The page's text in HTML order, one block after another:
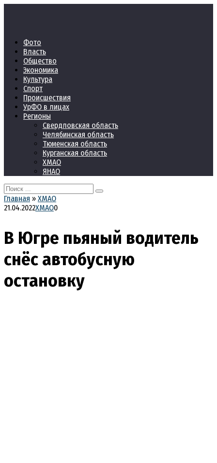
Фото
Власть
Общество
Экономика
Культура
Спорт
Происшествия
УрФО в лицах
Регионы
Свердловская область
Челябинская область
Тюменская область
Курганская область
ХМАО
ЯНАО
Search
for:
Главная » ХМАО
21.04.2022ХМАО0
В Югре пьяный водитель
снёс автобусную
остановку